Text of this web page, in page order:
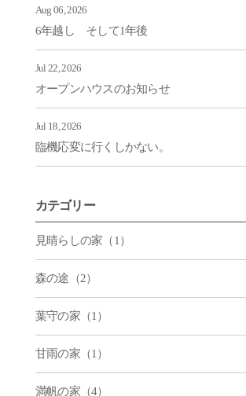
Aug 06, 2026
6年越し そして1年後
Jul 22, 2026
オープンハウスのお知らせ
Jul 18, 2026
臨機応変に行くしかない。
カテゴリー
見晴らしの家（1）
森の途（2）
葉守の家（1）
甘雨の家（1）
満帆の家（4）